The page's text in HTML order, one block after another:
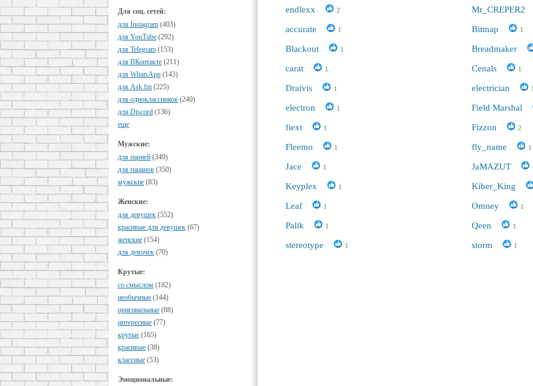
Для соц. сетей:
для Instagram (403)
для YouTube (292)
для Telegram (153)
для ВКонтакте (211)
для WhatsApp (143)
для Ask.fm (225)
для одноклассников (240)
для Discord (136)
еще
Мужские:
для парней (349)
для пацанов (350)
мужские (83)
Женские:
для девушек (552)
красивые для девушек (67)
женские (154)
для девочек (70)
Крутые:
cо смыслом (182)
необычные (144)
оригинальные (88)
интересные (77)
крутые (165)
красивые (38)
классные (53)
Эмоциональные:
endlexx 2 Mr_CREPER2
accurate 1 Bitmap 1
Blackout 1 Breadmaker
carat 1 Cenals 1
Draivis 1 electrician
electron 1 Field Marshal
fiext 1 Fizzon 2
Fleemo 1 fly_name 1
Jace 1 JaMAZUT
Keyplex 1 Kiber_King
Leaf 1 Omney 1
Palik 1 Qeen 1
stereotype 1 storm 1